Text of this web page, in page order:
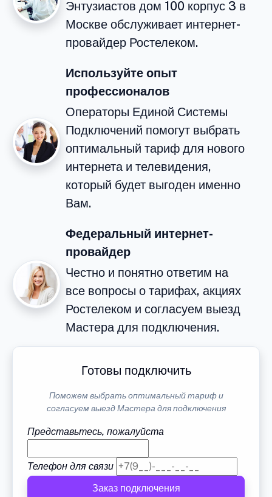
Энтузиастов дом 100 корпус 3 в
Москве обслуживает интернет-
провайдер Ростелеком.
Используйте опыт
профессионалов
Операторы Единой Системы
Подключений помогут выбрать
оптимальный тариф для нового
интернета и телевидения,
который будет выгоден именно
Вам.
Федеральный интернет-
провайдер
Честно и понятно ответим на
все вопросы о тарифах, акциях
Ростелеком и согласуем выезд
Мастера для подключения.
Готовы подключить
Поможем выбрать оптимальный тариф и
согласуем выезд Мастера для подключения
Представьтесь, пожалуйста
Телефон для связи
Заказ подключения